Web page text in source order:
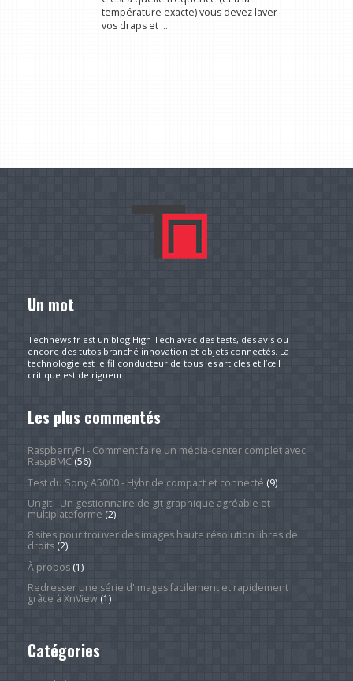
température exacte) vous devez laver
vos draps et ...
Un mot
Technews.fr est un blog High Tech avec des tests, des avis ou
encore des tutos branché innovation et objets connectés. La
technologie est le fil conducteur de tous les articles et l’œil
critique est de rigueur.
Les plus commentés
RaspberryPi - Comment faire un média-center complet avec
RaspBMC(56)
Test du Sony A5000 - Hybride compact et connecté (9)
Ungit - Un gestionnaire de git graphique agréable et
multiplateforme (2)
8 sites pour trouver des images haute résolution libres de
droits(2)
À propos(1)
Redresser une série d'images facilement et rapidement
grâce à XnView(1)
Catégories